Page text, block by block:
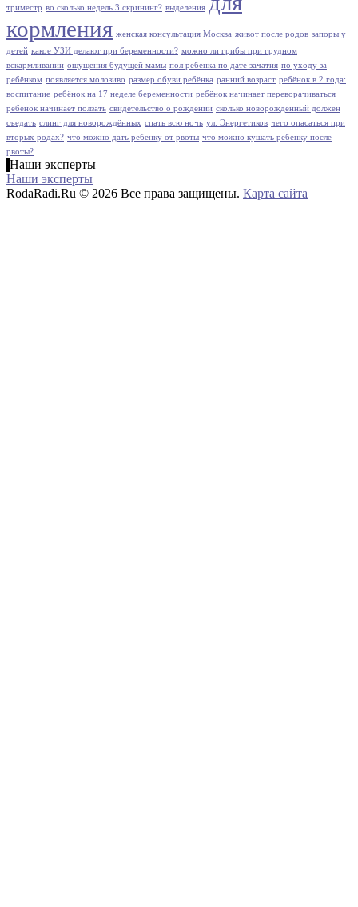
триместр во сколько недель 3 скрининг? выделения
кормления женская консультация Москва живот после родов запоры у
детей какое УЗИ делают при беременности? можно ли грибы при грудном
вскармливании ощущения будущей мамы пол ребенка по дате зачатия по уходу за
ребёнком появляется молозиво размер обуви ребёнка ранний возраст ребёнок в 2 года:
воспитание ребёнок на 17 неделе беременности ребёнок начинает переворачиваться
ребёнок начинает ползать свидетельство о рождении сколько новорожденный должен
съедать слинг для новорождённых спать всю ночь ул. Энергетиков чего опасаться при
вторых родах? что можно дать ребенку от рвоты что можно кушать ребенку после
рвоты?
Наши эксперты
Наши эксперты
RodaRadi.Ru © 2026 Все права защищены. Карта сайта